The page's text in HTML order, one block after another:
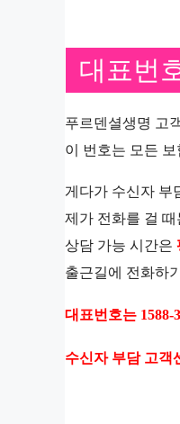
대표번
푸르덴셜생명 고
이 번호는 모든
게다가 수신자 부
제가 전화를 걸
상담 가능 시간은
출근길에 전화하
대표번호는 1588-
수신자 부담 고객